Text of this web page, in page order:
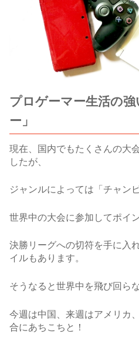
プロゲーマー生活の
ー」
現在、国内でもたくさんの大
したが、
ジャンルによっては「チャン
世界中の大会に参加してポイ
決勝リーグへの切符を手に入
イルもあります。
そうなると世界中を飛び回ら
今週は中国、来週はアメリカ
合にあちこちと！